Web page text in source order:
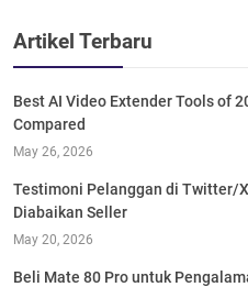
Artikel Terbaru
Best AI Video Extender Tools of
Compared
May 26, 2026
Testimoni Pelanggan di Twitter/
Diabaikan Seller
May 20, 2026
Beli Mate 80 Pro untuk